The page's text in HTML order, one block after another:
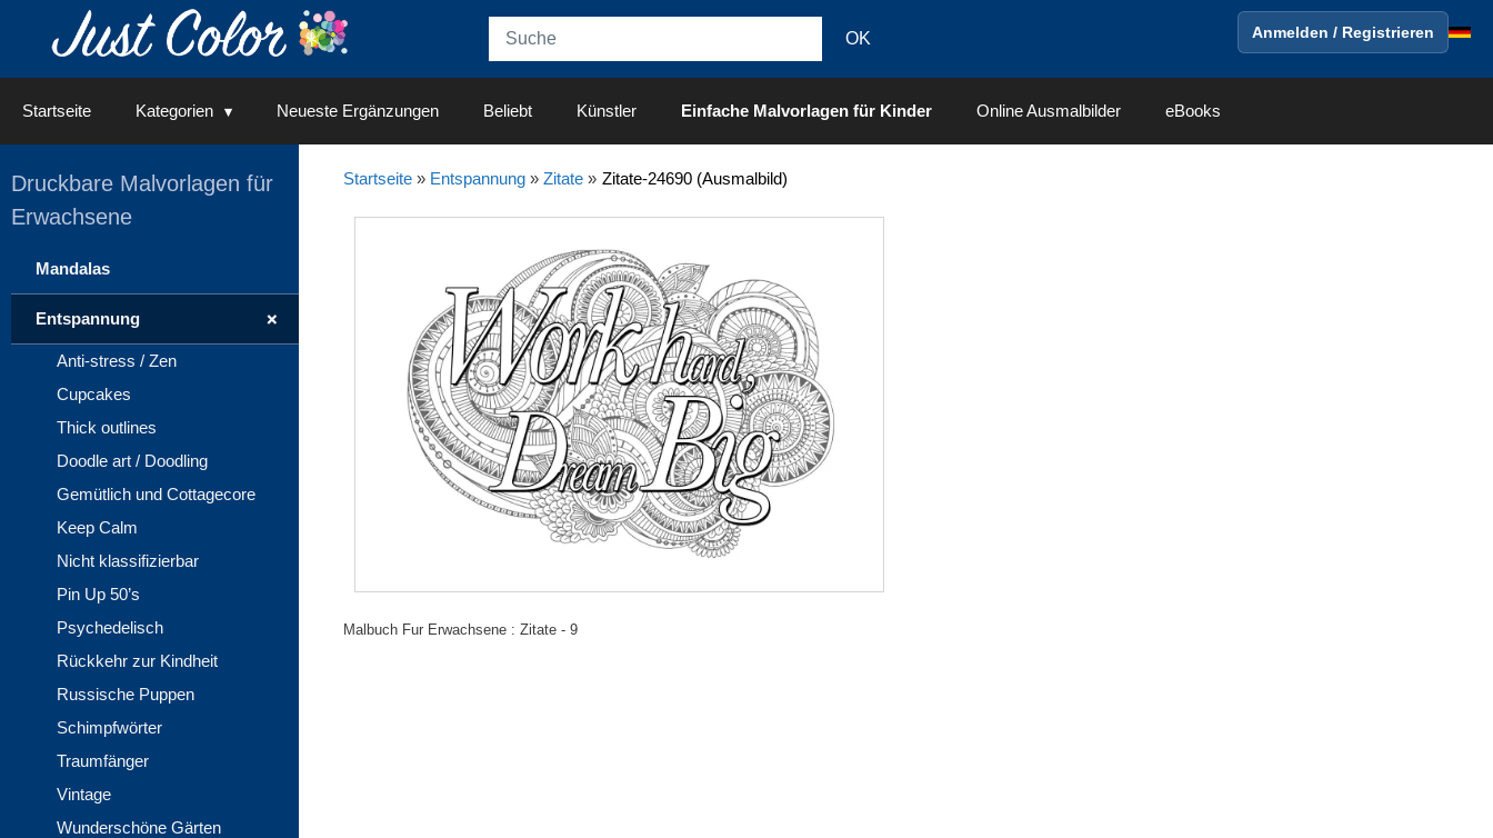
Anmelden / Registrieren
Startseite Kategorien Neueste Ergänzungen Beliebt Künstler Einfache Malvorlagen für Kinder Online Ausmalbilder eBooks
Startseite» Entspannung» Zitate» Zitate-24690 (Ausmalbild)
Malbuch Fur Erwachsene : Zitate - 9
Druckbare Malvorlagen für
Erwachsene
Mandalas
+
Entspannung
Anti-stress / Zen
Cupcakes
Thick outlines
Doodle art / Doodling
Gemütlich und Cottagecore
Keep Calm
Nicht klassifizierbar
Pin Up 50’s
Psychedelisch
Rückkehr zur Kindheit
Russische Puppen
Schimpfwörter
Traumfänger
Vintage
Wunderschöne Gärten